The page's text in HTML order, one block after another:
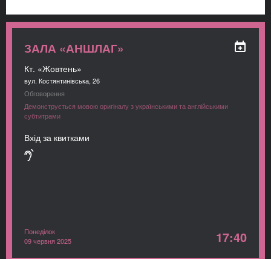
ЗАЛА «АНШЛАГ»
Кт. «Жовтень»
вул. Костянтинівська, 26
Обговорення
Демонструється мовою оригіналу з українськими та англійськими
субтитрами
Вхід за квитками
Понеділок
09 червня 2025
17:40